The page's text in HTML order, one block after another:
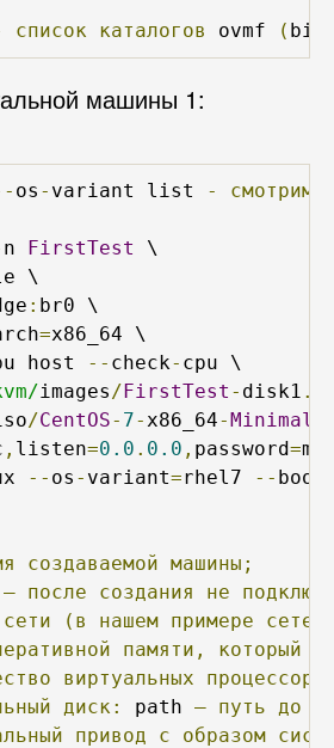
список каталогов ovmf (
машины 1:
os - variant list - смотрим
n FirstTest
:
=
host -- check-
images /FirstTest - disk1 .
/CentOS- 7- x86_64-Minimal
, listen=0.0 . 0.0 , password=
-- os - variant=rhel7 -- boot
создаваемой машины;
— после создания не
сети (в нашем примере
памяти, который
виртуальных
диск: path — путь до
привод с образом